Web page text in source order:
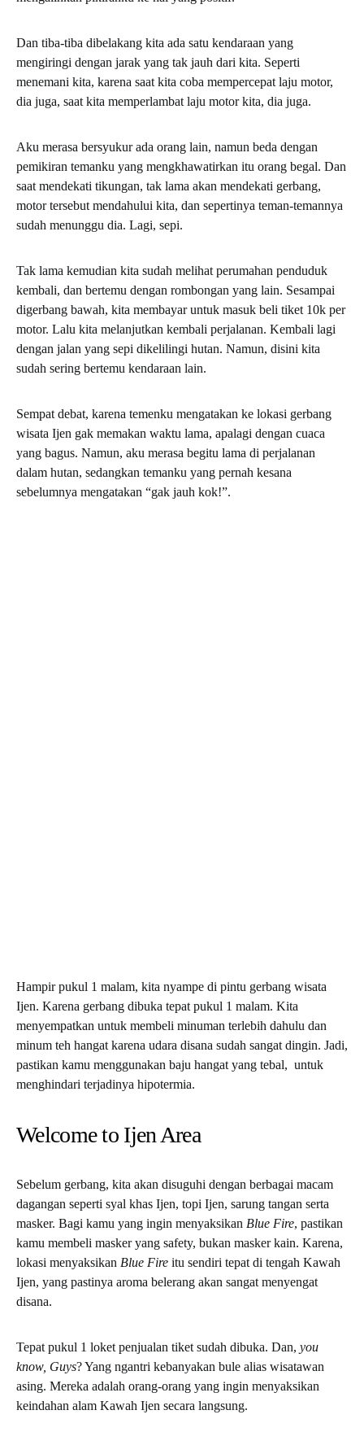
Dan tiba-tiba dibelakang kita ada satu kendaraan yang
mengiringi dengan jarak yang tak jauh dari kita. Seperti
menemani kita, karena saat kita coba mempercepat laju motor,
dia juga, saat kita memperlambat laju motor kita, dia juga.
Aku merasa bersyukur ada orang lain, namun beda dengan
pemikiran temanku yang mengkhawatirkan itu orang begal. Dan
saat mendekati tikungan, tak lama akan mendekati gerbang,
motor tersebut mendahului kita, dan sepertinya teman-temannya
sudah menunggu dia. Lagi, sepi.
Tak lama kemudian kita sudah melihat perumahan penduduk
kembali, dan bertemu dengan rombongan yang lain. Sesampai
digerbang bawah, kita membayar untuk masuk beli tiket 10k per
motor. Lalu kita melanjutkan kembali perjalanan. Kembali lagi
dengan jalan yang sepi dikelilingi hutan. Namun, disini kita
sudah sering bertemu kendaraan lain.
Sempat debat, karena temenku mengatakan ke lokasi gerbang
wisata Ijen gak memakan waktu lama, apalagi dengan cuaca
yang bagus. Namun, aku merasa begitu lama di perjalanan
dalam hutan, sedangkan temanku yang pernah kesana
sebelumnya mengatakan “gak jauh kok!”.
Hampir pukul 1 malam, kita nyampe di pintu gerbang wisata
Ijen. Karena gerbang dibuka tepat pukul 1 malam. Kita
menyempatkan untuk membeli minuman terlebih dahulu dan
minum teh hangat karena udara disana sudah sangat dingin. Jadi,
pastikan kamu menggunakan baju hangat yang tebal, untuk
menghindari terjadinya hipotermia.
Welcome to Ijen Area
Sebelum gerbang, kita akan disuguhi dengan berbagai macam
dagangan seperti syal khas Ijen, topi Ijen, sarung tangan serta
masker. Bagi kamu yang ingin menyaksikan Blue Fire, pastikan
kamu membeli masker yang safety, bukan masker kain. Karena,
lokasi menyaksikan Blue Fire itu sendiri tepat di tengah Kawah
Ijen, yang pastinya aroma belerang akan sangat menyengat
disana.
Tepat pukul 1 loket penjualan tiket sudah dibuka. Dan, you
know, Guys? Yang ngantri kebanyakan bule alias wisatawan
asing. Mereka adalah orang-orang yang ingin menyaksikan
keindahan alam Kawah Ijen secara langsung.